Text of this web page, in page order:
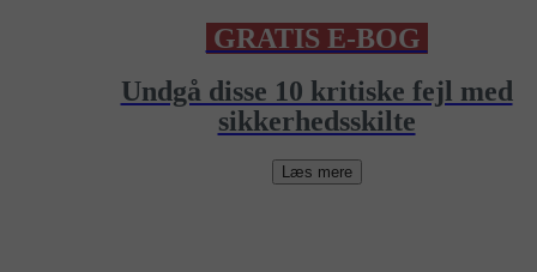
GRATIS E-BOG
Undgå disse 10 kritiske fejl med
sikkerhedsskilte
Læs mere